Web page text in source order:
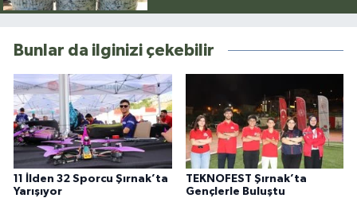
Bunlar da ilginizi çekebilir
11 İlden 32 Sporcu Şırnak’ta
Yarışıyor
TEKNOFEST Şırnak’ta
Gençlerle Buluştu